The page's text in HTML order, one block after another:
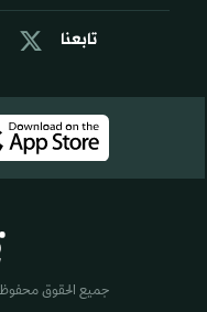
تابعنا
جميع الحقوق